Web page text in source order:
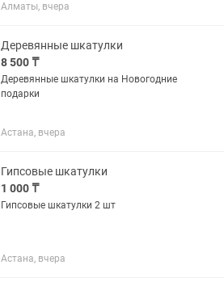
от 100 тенге. Пишите. Спрашивайте.
Алматы, вчера
Деревянные шкатулки
8 500 ₸
Деревянные шкатулки на Новогодние
подарки
Астана, вчера
Гипсовые шкатулки
1 000 ₸
Гипсовые шкатулки 2 шт
Астана, вчера